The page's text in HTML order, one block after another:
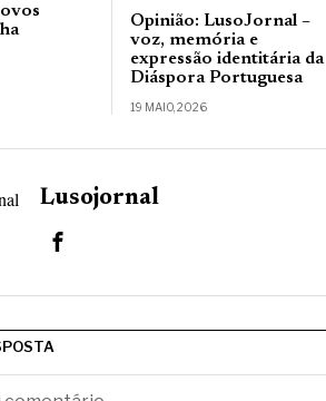
Opinião: LusoJornal –
voz, memória e
expressão identitária da
Diáspora Portuguesa
19 MAIO, 2026
Lusojornal